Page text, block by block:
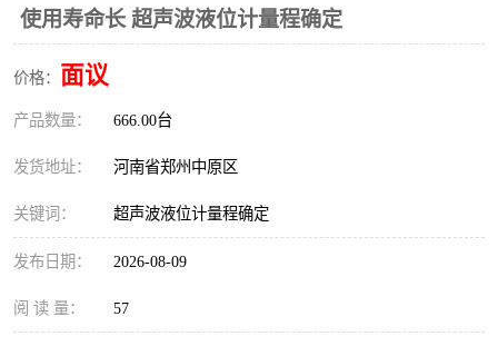
使用寿命长 超声波液位计量程确定
价格： 面议
产品数量： 666.00台
发货地址： 河南省郑州中原区
关键词： 超声波液位计量程确定
发布日期： 2026-08-09
阅 读 量： 57